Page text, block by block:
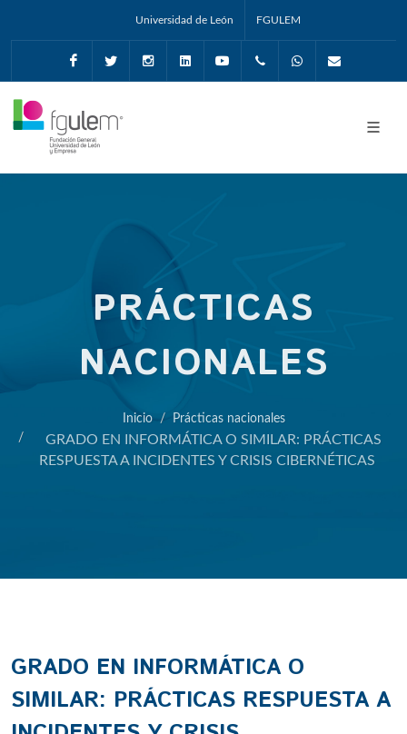
Universidad de León FGULEM
FacebookTwitter InstagramLinkedin Youtube +34987291651
Whatsapp
PRÁCTICAS
NACIONALES
Inicio Prácticas nacionales
GRADO EN INFORMÁTICA O SIMILAR: PRÁCTICAS
RESPUESTA A INCIDENTES Y CRISIS CIBERNÉTICAS
GRADO EN INFORMÁTICA O
SIMILAR: PRÁCTICAS RESPUESTA A